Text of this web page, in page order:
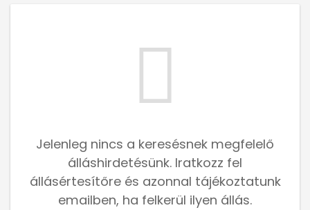
Jelenleg nincs a keresésnek megfelelő
álláshirdetésünk. Iratkozz fel
állásértesítőre és azonnal tájékoztatunk
emailben, ha felkerül ilyen állás.